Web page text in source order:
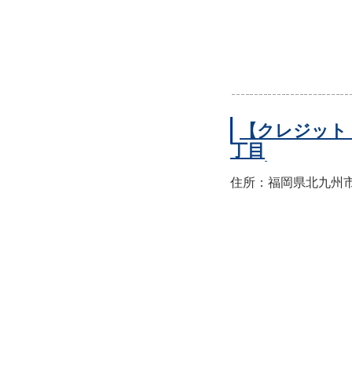
【クレジッ
丁目
住所：福岡県北九州